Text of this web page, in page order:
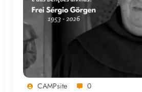
CAMPsite 0